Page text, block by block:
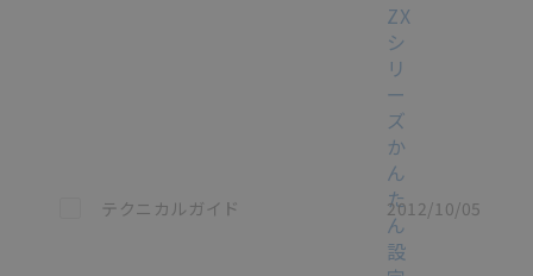
この資料を選択
テクニカルガイド
ZX
シ
リ
ー
ズ
か
ん
た
ん
設
2012/10/05